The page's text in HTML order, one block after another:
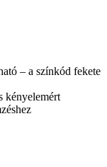
– a színkód fekete
kényelemért